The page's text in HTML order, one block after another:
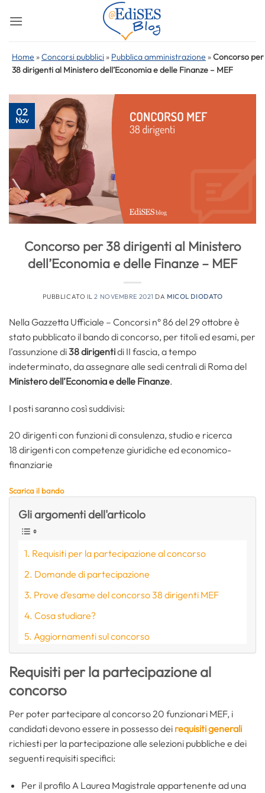
Home »Concorsi pubblici » Pubblica amministrazione »Concorso per
38 dirigenti al Ministero dell’Economia e delle Finanze – MEF
02
Nov
Concorso per 38 dirigenti al Ministero
dell’Economia e delle Finanze – MEF
PUBBLICATO IL2 NOVEMBRE 2021 DA MICOL DIODATO
Nella Gazzetta Ufficiale – Concorsi n° 86 del 29 ottobre è
stato pubblicato il bando di concorso, per titoli ed esami, per
l’assunzione di38 dirigentidi II fascia, a tempo
indeterminato, da assegnare alle sedi centrali di Roma del
Ministero dell’Economia e delle Finanze.
I posti saranno così suddivisi:
20 dirigenti con funzioni di consulenza, studio e ricerca
18 dirigenti con competenze giuridiche ed economico-
finanziarie
Scarica il bando
Gli argomenti dell'articolo
Requisiti per la partecipazione al concorso
Domande di partecipazione
Prove d’esame del concorso 38 dirigenti MEF
Cosa studiare?
Aggiornamenti sul concorso
Requisiti per la partecipazione al
concorso
Per poter partecipare al concorso 20 funzionari MEF, i
candidati devono essere in possesso dei requisiti generali
richiesti per la partecipazione alle selezioni pubbliche e dei
seguenti requisiti specifici:
Per il profilo A Laurea Magistrale appartenente ad una